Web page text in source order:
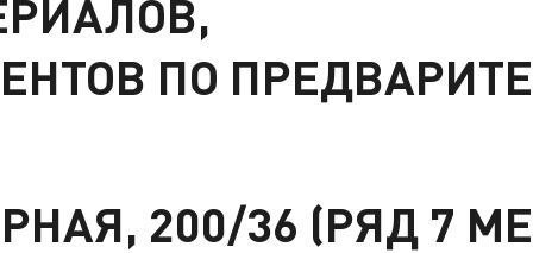
ПО
200/36 (РЯД 7